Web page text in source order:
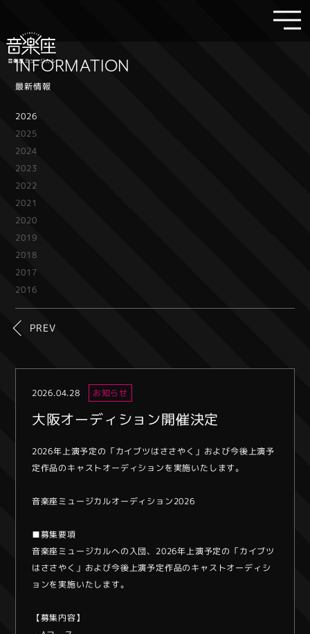
INFORMATION
最新情報
2026
2025
2024
2023
2022
2021
2020
2019
2018
2017
2016
PREV
2026.04.28 お知らせ
大阪オーディション開催決定
2026年上演予定の「カイブツはささやく」および今後上演予
定作品のキャストオーディションを実施いたします。
音楽座ミュージカルオーディション2026
■募集要項
音楽座ミュージカルへの入団、2026年上演予定の「カイブツ
はささやく」および今後上演予定作品のキャストオーディシ
ョンを実施いたします。
【募集内容】